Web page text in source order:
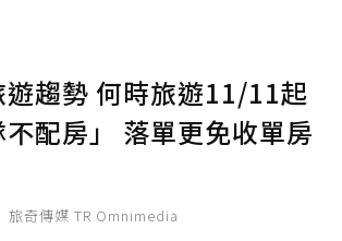
確認送出
遊趨勢 何時旅遊11/11起
配房」 落單更免收單房
旅奇傳媒 TR Omnimedia